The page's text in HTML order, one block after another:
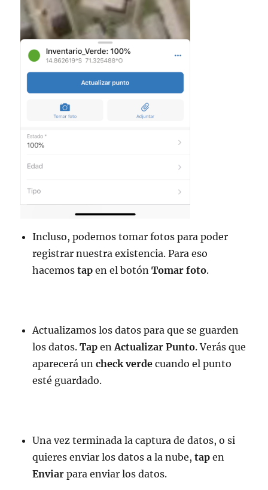
Incluso, podemos tomar fotos para poder
registrar nuestra existencia. Para eso
hacemostap en el botónTomar foto.
Actualizamos los datos para que se guarden
los datos.TapenActualizar Punto. Verás que
aparecerá uncheck verdecuando el punto
esté guardado.
Una vez terminada la captura de datos, o si
quieres enviar los datos a la nube,tapen
Enviar para enviar los datos.